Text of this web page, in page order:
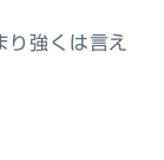
り強くは言え